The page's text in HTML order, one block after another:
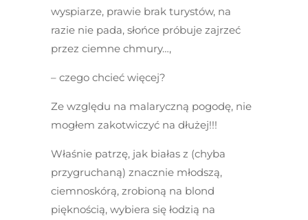
wyspiarze, prawie brak turystów, na
razie nie pada, słońce próbuje zajrzeć
przez ciemne chmury…,
– czego chcieć więcej?
Ze względu na malaryczną pogodę, nie
mogłem zakotwiczyć na dłużej!!!
Właśnie patrzę, jak białas z (chyba
przygruchaną) znacznie młodszą,
ciemnoskórą, zrobioną na blond
pięknością, wybiera się łodzią na